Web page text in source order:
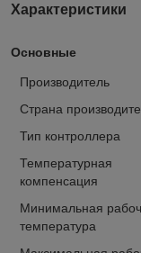
Характеристики
Основные
Производитель
Страна
Тип контроллера
Температурная
компенсация
Минимальная
температура